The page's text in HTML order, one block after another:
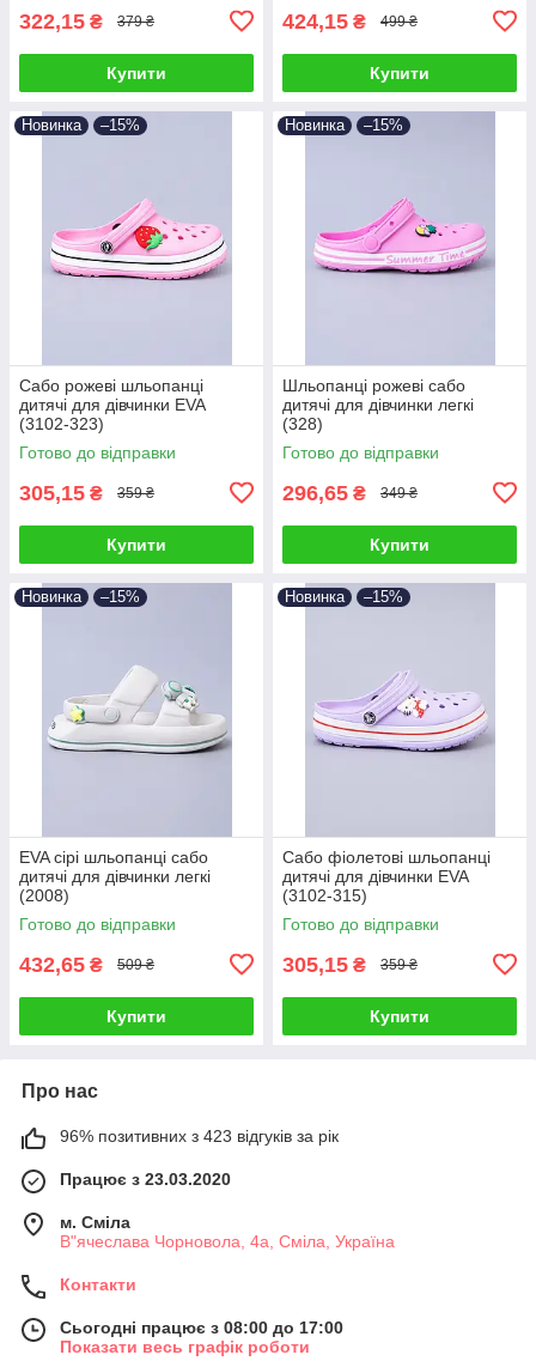
322,15 ₴ 379 ₴
Купити
424,15 ₴ 499 ₴
Купити
Новинка –15%
Сабо рожеві шльопанці
дитячі для дівчинки EVA
(3102-323)
Готово до відправки
305,15 ₴ 359 ₴
Купити
Новинка –15%
Шльопанці рожеві сабо
дитячі для дівчинки легкі
(328)
Готово до відправки
296,65 ₴ 349 ₴
Купити
Новинка –15%
EVA сірі шльопанці сабо
дитячі для дівчинки легкі
(2008)
Готово до відправки
432,65 ₴ 509 ₴
Купити
Новинка –15%
Сабо фіолетові шльопанці
дитячі для дівчинки EVA
(3102-315)
Готово до відправки
305,15 ₴ 359 ₴
Купити
Про нас
96% позитивних з 423 відгуків за рік
Працює з 23.03.2020
м. Сміла
В"ячеслава Чорновола, 4а, Сміла, Україна
Контакти
Сьогодні працює з 08:00 до 17:00
Показати весь графік роботи